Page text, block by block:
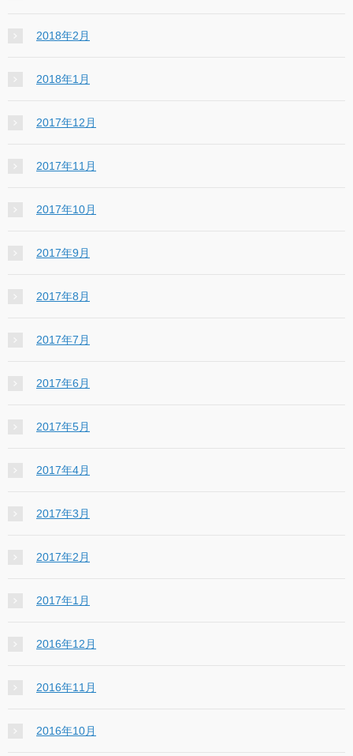
2018年2月
2018年1月
2017年12月
2017年11月
2017年10月
2017年9月
2017年8月
2017年7月
2017年6月
2017年5月
2017年4月
2017年3月
2017年2月
2017年1月
2016年12月
2016年11月
2016年10月